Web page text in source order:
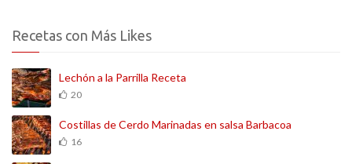
Recetas con Más Likes
Lechón a la Parrilla Receta
20
Costillas de Cerdo Marinadas en salsa Barbacoa
16